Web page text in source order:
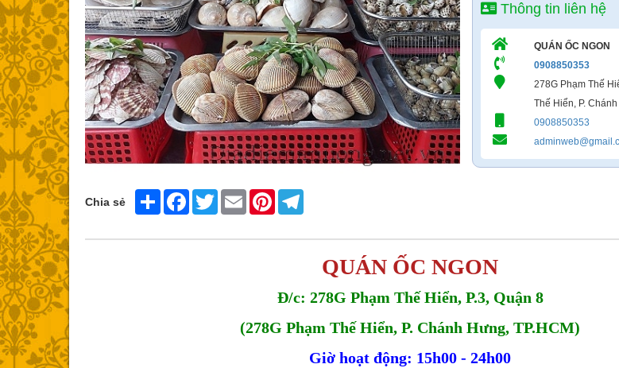
Chia sẻ Share FacebookTwitter Email Pinterest
Thông tin liên hệ
QUÁN ỐC NGON
0908850353
278G Phạm Thế
Thế Hiển, P.
0908850353
QUÁN ỐC NGON
Đ/c: 278G Phạm Thế Hiển, P.3, Quận 8
(278G Phạm Thế Hiển, P. Chánh Hưng, TP.HCM)
Giờ hoạt động: 15h00 - 24h00